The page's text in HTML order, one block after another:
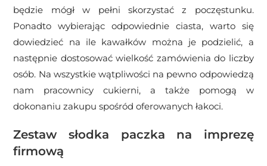
będzie mógł w pełni skorzystać z poczęstunku.
Ponadto wybierając odpowiednie ciasta, warto się
dowiedzieć na ile kawałków można je podzielić, a
następnie dostosować wielkość zamówienia do liczby
osób. Na wszystkie wątpliwości na pewno odpowiedzą
nam pracownicy cukierni, a także pomogą w
dokonaniu zakupu spośród oferowanych łakoci.
Zestaw słodka paczka na imprezę
firmową